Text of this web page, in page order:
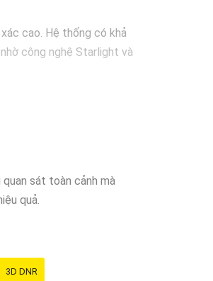
cao. Hệ thống có khả
công nghệ Starlight và
sát toàn cảnh mà
quả.
3D DNR